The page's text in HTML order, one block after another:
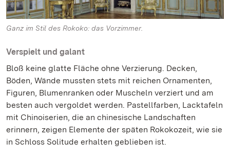
Ganz im Stil des Rokoko: das Vorzimmer.
Verspielt und galant
Bloß keine glatte Fläche ohne Verzierung. Decken,
Böden, Wände mussten stets mit reichen Ornamenten,
Figuren, Blumenranken oder Muscheln verziert und am
besten auch vergoldet werden. Pastellfarben, Lacktafeln
mit Chinoiserien, die an chinesische Landschaften
erinnern, zeigen Elemente der späten Rokokozeit, wie sie
in Schloss Solitude erhalten geblieben ist.